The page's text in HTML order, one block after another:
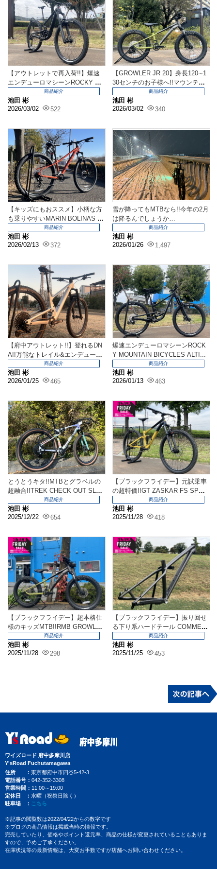
【アウトレットで再入荷!!】爆速
エンデューロマシーンROCKY M
池田 彬
2026/03/02
522
商品紹介
【GROWLER JR 20】身長120∼1
30センチのお子様へ!!マウンテン
池田 彬
2026/03/02
340
商品紹介
【キッズにもおススメ】小柄な方
も乗りやすいMARIN BOLINAS RI
池田 彬
2026/02/13
372
商品紹介
雪が降ってもMTBなら!!今年の2月
は降るんでしょうか…
池田 彬
2026/01/26
1,497
商品紹介
【府中アウトレット!!】登れるDN
A!!万能なトレイル&エンデューロ
池田 彬
2026/01/25
465
商品紹介
爆速エンデューロマシーンROCK
Y MOUNTAIN BICYCLES ALTI...
池田 彬
2026/01/13
463
商品紹介
とうとうキタ!!MTBとグラベルの
超融合!!TREK CHECK OUT SL
池田 彬
2025/12/22
654
商品紹介
【ブラックフライデー】元試乗車
の超特価!!GT ZASKAR FS SPOR
池田 彬
2025/11/28
418
商品紹介
【ブラックフライデー】超本格仕
様のキッズMTB!!RMB GROWLER
池田 彬
2025/11/28
298
商品紹介
【ブラックフライデー】振り回せ
る下り系ハードテール COMMEN
CAL META...
池田 彬
2025/11/25
453
商品紹介
ワイズロード 府中多摩川店
Y'sRoad Fuchutamagawa
住所
東京都府中市四谷5-42-3
電話番号
042-352-3308
営業時間
11:00～19:00
定休日
水曜（祝祭日除く）
駐車場
こちら
※記事の閲覧数は2022/04/22からの数字です
※ブログの商品情報は掲載当時の情報です。
完売していたり、価格やポイント還元率、商品の仕様が変更されていることもありま
すので、予めご了承ください。
在庫状況等の最新情報は、大変お手数ですが店舗へお問い合わせください。